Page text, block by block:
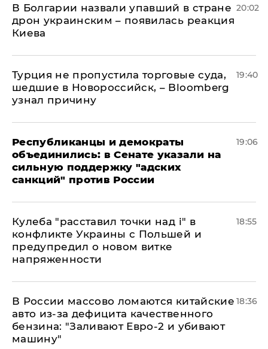
В Болгарии назвали упавший в стране
дрон украинским – появилась реакция
Киева
20:02
Турция не пропустила торговые суда,
шедшие в Новороссийск, – Bloomberg
узнал причину
19:40
Республиканцы и демократы
объединились: в Сенате указали на
сильную поддержку "адских
санкций" против России
19:06
Кулеба "расставил точки над і" в
конфликте Украины с Польшей и
предупредил о новом витке
напряженности
18:55
В России массово ломаются китайские
авто из-за дефицита качественного
бензина: "Заливают Евро-2 и убивают
машину"
18:36